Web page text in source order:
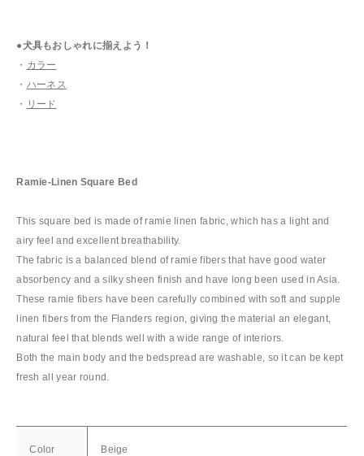
●犬具もおしゃれに揃えよう！
・ カラー
・ ハーネス
・
リード
Ramie-Linen Square Bed
This square bed is made of ramie linen fabric, which has a light and
airy feel and excellent breathability.
The fabric is a balanced blend of ramie fibers that have good water
absorbency and a silky sheen finish and have long been used in Asia.
These ramie fibers have been carefully combined with soft and supple
linen fibers from the Flanders region, giving the material an elegant,
natural feel that blends well with a wide range of interiors.
Both the main body and the bedspread are washable, so it can be kept
fresh all year round.
Color Beige